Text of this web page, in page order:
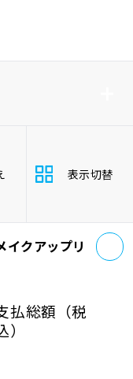
採用情報
高
順
表示切替
イクアップリ
払総額 （税
）